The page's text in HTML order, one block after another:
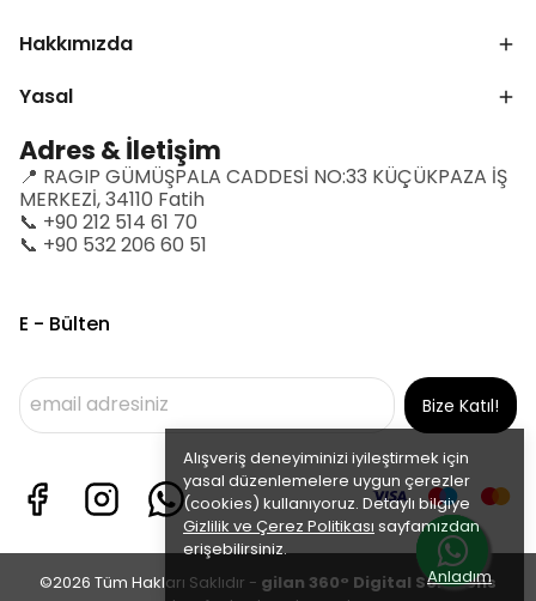
Alışveriş deneyiminizi iyileştirmek için
yasal düzenlemelere uygun çerezler
(cookies) kullanıyoruz. Detaylı bilgiye
Gizlilik ve Çerez Politikası sayfamızdan
erişebilirsiniz.
Anladım
Hakkımızda
Yasal
Adres & İletişim
📍 RAGIP GÜMÜŞPALA CADDESİ NO:33 KÜÇÜKPAZA İŞ
MERKEZİ, 34110 Fatih
📞 +90 212 514 61 70
📞 +90 532 206 60 51
E - Bülten
Bize Katıl!
©2026 Tüm Hakları Saklıdır - gilan 360° Digital Solutions